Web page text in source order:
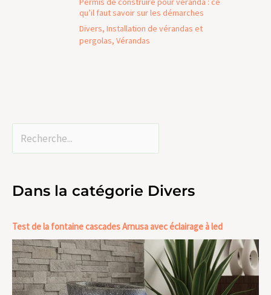
qu’il faut savoir sur les démarches
Divers, Installation de vérandas et
pergolas, Vérandas
Dans la catégorie Divers
Test de la fontaine cascades Arnusa avec éclairage à led